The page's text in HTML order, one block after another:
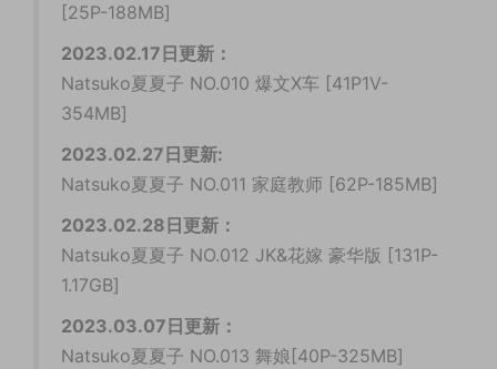
[25P-188MB]
2023.02.17日更新：
Natsuko夏夏子 NO.010 爆文X车 [41P1V-
354MB]
2023.02.27日更新:
Natsuko夏夏子 NO.011 家庭教师 [62P-185MB]
2023.02.28日更新：
Natsuko夏夏子 NO.012 JK&花嫁 豪华版 [131P-
1.17GB]
2023.03.07日更新：
Natsuko夏夏子 NO.013 舞娘[40P-325MB]